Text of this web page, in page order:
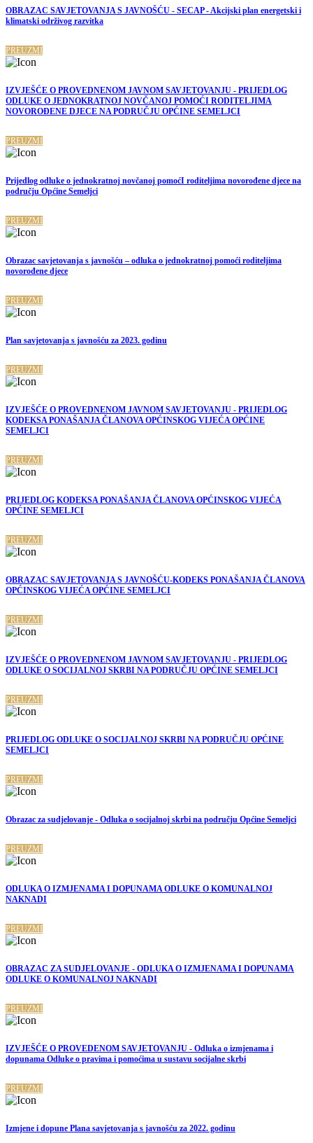
OBRAZAC SAVJETOVANJA S JAVNOŠĆU - SECAP - Akcijski plan energetski i
klimatski održivog razvitka
PREUZMI
IZVJEŠĆE O PROVEDNENOM JAVNOM SAVJETOVANJU - PRIJEDLOG
ODLUKE O JEDNOKRATNOJ NOVČANOJ POMOĆI RODITELJIMA
NOVOROĐENE DJECE NA PODRUČJU OPĆINE SEMELJCI
PREUZMI
Prijedlog odluke o jednokratnoj novčanoj pomoćI roditeljima novorođene djece na
području Općine Semeljci
PREUZMI
Obrazac savjetovanja s javnošću – odluka o jednokratnoj pomoći roditeljima
novorođene djece
PREUZMI
Plan savjetovanja s javnošću za 2023. godinu
PREUZMI
IZVJEŠĆE O PROVEDNENOM JAVNOM SAVJETOVANJU - PRIJEDLOG
KODEKSA PONAŠANJA ČLANOVA OPĆINSKOG VIJEĆA OPĆINE
SEMELJCI
PREUZMI
PRIJEDLOG KODEKSA PONAŠANJA ČLANOVA OPĆINSKOG VIJEĆA
OPĆINE SEMELJCI
PREUZMI
OBRAZAC SAVJETOVANJA S JAVNOŠĆU-KODEKS PONAŠANJA ČLANOVA
OPĆINSKOG VIJEĆA OPĆINE SEMELJCI
PREUZMI
IZVJEŠĆE O PROVEDNENOM JAVNOM SAVJETOVANJU - PRIJEDLOG
ODLUKE O SOCIJALNOJ SKRBI NA PODRUČJU OPĆINE SEMELJCI
PREUZMI
PRIJEDLOG ODLUKE O SOCIJALNOJ SKRBI NA PODRUČJU OPĆINE
SEMELJCI
PREUZMI
Obrazac za sudjelovanje - Odluka o socijalnoj skrbi na području Općine Semeljci
PREUZMI
ODLUKA O IZMJENAMA I DOPUNAMA ODLUKE O KOMUNALNOJ
NAKNADI
PREUZMI
OBRAZAC ZA SUDJELOVANJE - ODLUKA O IZMJENAMA I DOPUNAMA
ODLUKE O KOMUNALNOJ NAKNADI
PREUZMI
IZVJEŠĆE O PROVEDENOM SAVJETOVANJU - Odluka o izmjenama i
dopunama Odluke o pravima i pomoćima u sustavu socijalne skrbi
PREUZMI
Izmjene i dopune Plana savjetovanja s javnošću za 2022. godinu